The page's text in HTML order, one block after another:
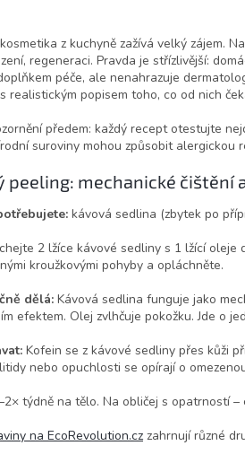
z kuchyně zažívá velký zájem.
regeneraci. Pravda je střízlivější:
péče, ale nenahrazuje
realistickým popisem toho, co od nich
předem: každý recept otestujte
suroviny mohou způsobit alergickou
peeling: mechanické čištění
kávová sedlina (zbytek po
2 lžíce kávové sedliny s 1 lžící
kroužkovými pohyby a opláchněte.
dělá: Kávová sedlina funguje jako
efektem. Olej zvlhčuje pokožku. Jde o
Kofein se z kávové sedliny přes kůži
nebo opuchlosti se opírají o
týdně na tělo. Na obličej s opatrností
na EcoRevolution.cz zahrnují různé